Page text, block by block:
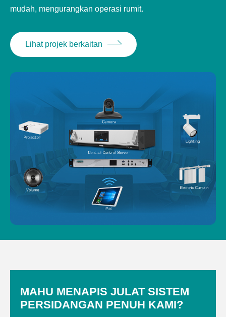
mudah, mengurangkan operasi rumit.
Lihat projek berkaitan
MAHU MENAPIS JULAT SISTEM
PERSIDANGAN PENUH KAMI?